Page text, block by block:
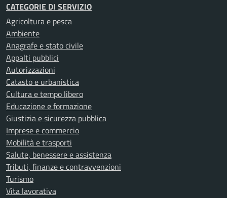
CATEGORIE DI SERVIZIO
Agricoltura e pesca
Ambiente
Anagrafe e stato civile
Appalti pubblici
Autorizzazioni
Catasto e urbanistica
Cultura e tempo libero
Educazione e formazione
Giustizia e sicurezza pubblica
Imprese e commercio
Mobilità e trasporti
Salute, benessere e assistenza
Tributi, finanze e contravvenzioni
Turismo
Vita lavorativa